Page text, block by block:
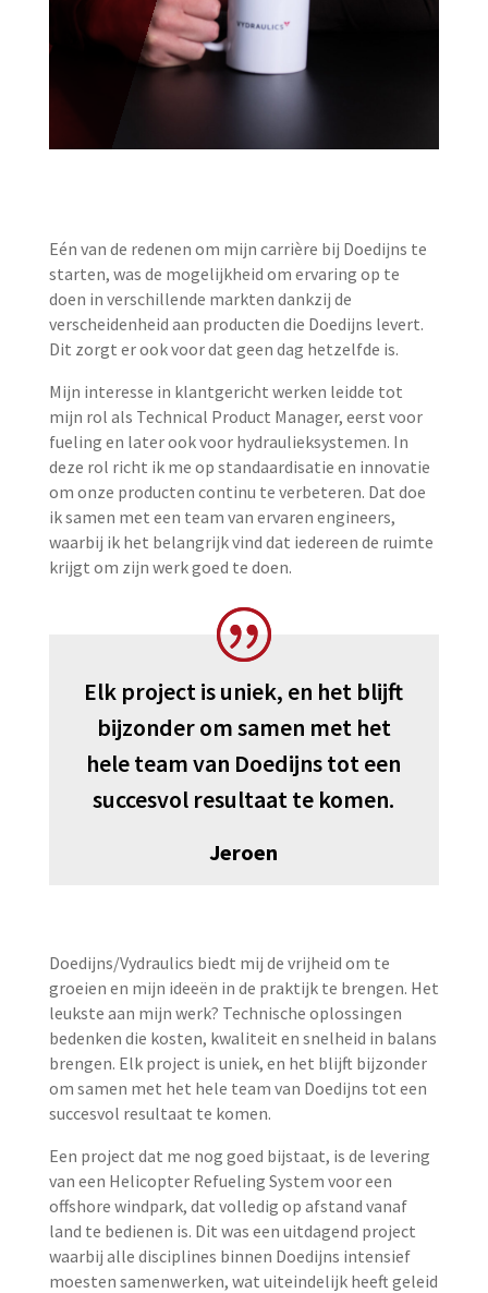
Eén van de redenen om mijn carrière bij Doedijns te
starten, was de mogelijkheid om ervaring op te
doen in verschillende markten dankzij de
verscheidenheid aan producten die Doedijns levert.
Dit zorgt er ook voor dat geen dag hetzelfde is.
Mijn interesse in klantgericht werken leidde tot
mijn rol als Technical Product Manager, eerst voor
fueling en later ook voor hydraulieksystemen. In
deze rol richt ik me op standaardisatie en innovatie
om onze producten continu te verbeteren. Dat doe
ik samen met een team van ervaren engineers,
waarbij ik het belangrijk vind dat iedereen de ruimte
krijgt om zijn werk goed te doen.
Elk project is uniek, en het blijft
bijzonder om samen met het
hele team van Doedijns tot een
succesvol resultaat te komen.
Jeroen
Doedijns/Vydraulics biedt mij de vrijheid om te
groeien en mijn ideeën in de praktijk te brengen. Het
leukste aan mijn werk? Technische oplossingen
bedenken die kosten, kwaliteit en snelheid in balans
brengen. Elk project is uniek, en het blijft bijzonder
om samen met het hele team van Doedijns tot een
succesvol resultaat te komen.
Een project dat me nog goed bijstaat, is de levering
van een Helicopter Refueling System voor een
offshore windpark, dat volledig op afstand vanaf
land te bedienen is. Dit was een uitdagend project
waarbij alle disciplines binnen Doedijns intensief
moesten samenwerken, wat uiteindelijk heeft geleid